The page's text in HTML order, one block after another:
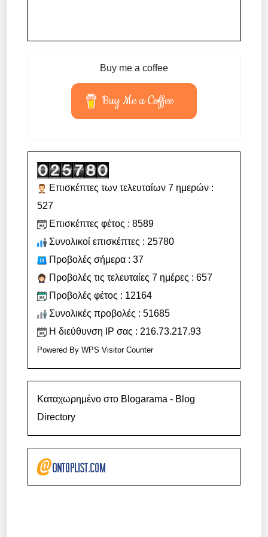
Buy me a coffee
Buy Me a Coffee
Επισκέπτες των τελευταίων 7 ημερών :
527
Επισκέπτες φέτος : 8589
Συνολικοί επισκέπτες : 25780
Προβολές σήμερα : 37
Προβολές τις τελευταίες 7 ημέρες : 657
Προβολές φέτος : 12164
Συνολικές προβολές : 51685
Η διεύθυνση IP σας : 216.73.217.93
Powered ByWPS Visitor Counter
Καταχωρημένο στο Blogarama - Blog
Directory